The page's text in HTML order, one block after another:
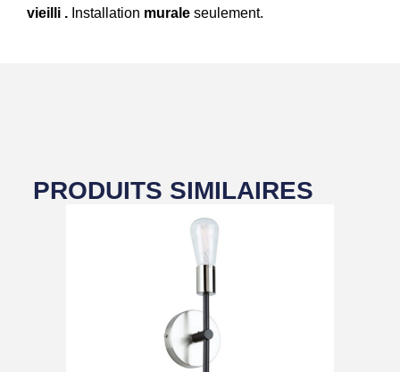
vieilli . Installation murale seulement.
PRODUITS SIMILAIRES